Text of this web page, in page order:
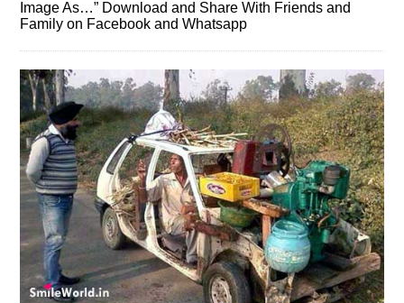
Image As…” Download and Share With Friends and
Family on Facebook and Whatsapp